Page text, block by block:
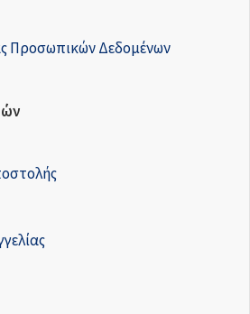
Προσωπικών Δεδομένων